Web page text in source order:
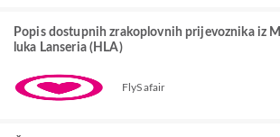
Popis dostupnih zrakoplovnih prijevoznika iz
luka Lanseria (HLA)
FlySafair